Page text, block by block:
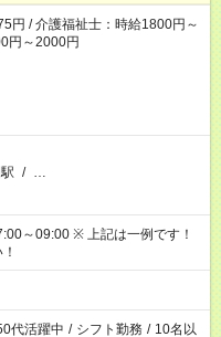
円 / 介護福祉士：時給1800円～
円～2000円
/ …
記は一例です！
代活躍中 / シフト勤務 / 10名以